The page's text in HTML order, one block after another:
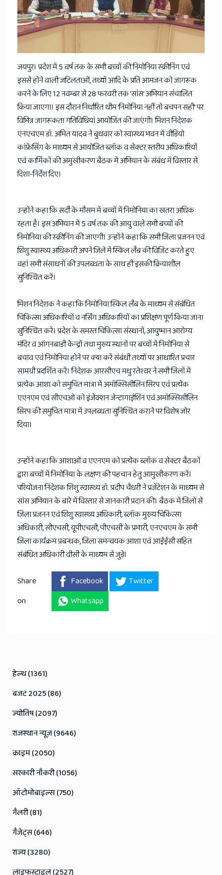
जयपुर। प्रदेश में 5 वर्ष तक के सभी बच्चों की निमोनिया स्क्रीनिंग एवं
इससे होने वाली जटिलताओं, तथ्यों आदि के प्रति आमजन को जागरूक
करने के लिए 12 नवम्बर से 28 फरवरी तक 'सांस' अभियान संचालित
किया जाएगा। इस दौरान निर्धारित थीम ‘निमोनिया नहीं तो बचपन सही’ पर
विभिन्न जागरूकता गतिविधियां आयोजित की जाएंगी। मिशन निदेशक
एनएचएम डॉ. अमित यादव ने बुधवार को स्वास्थ्य भवन में वीडियो
कांफ्रेंसिंग के माध्यम से आयोजित ब्लॉक व सेक्टर स्तरीय अधिकारियों
एवं कार्मिकों की अमुखीकरण बैठक में अभियान के संबंध में विस्तार से
दिशा-निर्देश दिए।
उन्होंने कहा कि सर्दी के मौसम में बच्चों में निमोनिया का खतरा अधिक
रहता है। इस अभियान में 5 वर्ष तक की आयु वाले सभी बच्चों की
निमोनिया की स्क्रीनिंग की जाएगी। उन्होंने कहा कि सभी जिला प्रजनन एवं
शिशु स्वास्थ्य अधिकारी अपने जिले में स्किल लैब की विजिट करते हुए
वहां सभी संसाधनों की उपलब्धता के साथ ही इसकी क्रियाशील
सुनिश्चित करें।
मिशन निदेशक ने कहा कि निमोनिया स्किल लैब के माध्यम से संबंधित
चिकित्सा अधिकारियों व नर्सिंग अधिकारियों का प्रशिक्षण पूर्ण किया जाना
सुनिश्चित करें। प्रदेश के समस्त चिकित्सा संस्थानों, आयुष्मान आरोग्य
मंदिर व आंगनबाडी केन्द्रों तथा मुख्य स्थानों पर बच्चों में निमोनिया से
बचाव एवं निमोनिया होने पर क्या करें संबंधी तथ्यों पर आधारित प्रचार
सामग्री प्रदर्शित करें। निदेशक आरसीएच मधु रतेश्वर ने सभी जिलों में
प्रत्येक आशा को समुचित मात्रा में अमॉक्सिसीलिन सिरप एवं प्रत्येक
एएनएम एवं सीएचओ को इंजेक्शन जेन्टागाईशिन एवं अमॉक्सिसीलिन
सिरप की समुचित मात्रा में उपलब्धता सुनिश्चित कराने पर विशेष जोर
दिया।
उन्होंने कहा कि आशाओं व एएनएम को प्रत्येक ब्लॉक व सेक्टर बैठकों
द्वारा बच्चों में निमोनिया के लक्षण की पहचान हेतु आमुखीकरण करें।
परियोजना निदेशक शिशु स्वास्थ्य डॉ. प्रदीप चैधरी ने प्रजेंटेशन के माध्यम से
सांस अभियान के बारे में विस्तार से जानकारी प्रदान की। बैठक में जिलों से
जिला प्रजनन एवं शिशु स्वास्थ्य अधिकारी, ब्लॉक मुख्य चिकित्सा
अधिकारी, सीएचसी, यूपीएचसी, पीएचसी के प्रभारी, एनएचएम के सभी
जिला कार्यक्रम प्रबन्धक, जिला समन्वयक आशा एवं आईईसी सहित
संबंधित अधिकारी वीसी के माध्यम से जुड़े।
Share
on
Facebook
Twitter
Whatsapp
हेल्थ (1361)
बजट 2025 (86)
ज्योतिष (2097)
राजस्थान न्यूज़ (9646)
क्राइम (2050)
सरकारी नौकरी (1056)
ऑटोमोबाइल्स (750)
गैलरी (81)
गैजेट्स (646)
राज्य (3280)
लाइफस्टाइल (2527)